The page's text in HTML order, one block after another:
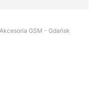
GSM - Gdańsk